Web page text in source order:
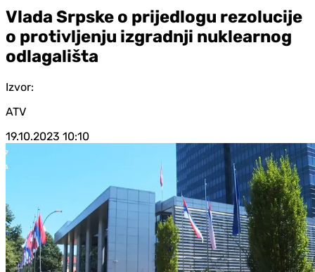
Vlada Srpske o prijedlogu rezolucije
o protivljenju izgradnji nuklearnog
odlagališta
Izvor:
ATV
19.10.2023 10:10